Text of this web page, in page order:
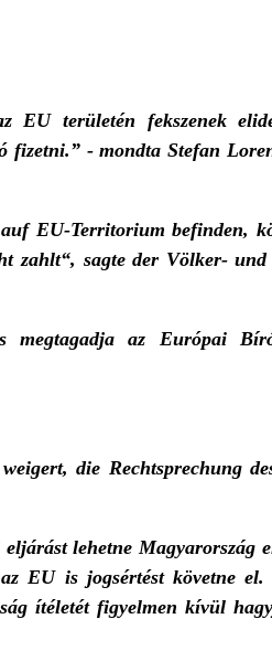
területén fekszenek
- mondta Stefan
EU-Territorium befinden,
zahlt“, sagte der Völker-
megtagadja az Európai
die Rechtsprechung
lehetne Magyarország
EU is jogsértést követne el.
ítéletét figyelmen kívül